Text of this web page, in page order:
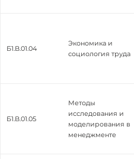
Б1.В.01.04
Экономика и
социология труда
Б1.В.01.05
Методы
исследования и
моделирования в
менеджменте